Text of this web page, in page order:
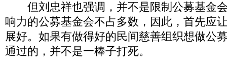
但刘忠祥也强调，并不是限制公募基金
响力的公募基金会不占多数，因此，首先应
展好。如果有做得好的民间慈善组织想做公
通过的，并不是一棒子打死。